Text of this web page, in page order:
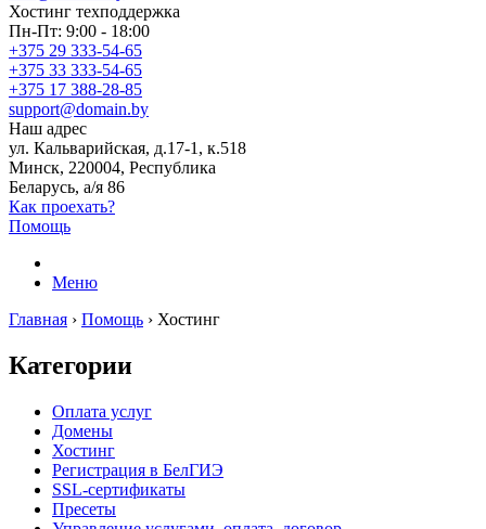
Хостинг техподдержка
Пн-Пт: 9:00 - 18:00
+375 29 333-54-65
+375 33 333-54-65
+375 17 388-28-85
support@domain.by
Наш адрес
ул. Кальварийская, д.17-1, к.518
Минск, 220004, Республика
Беларусь, а/я 86
Как проехать?
Помощь
Меню
Главная › Помощь › Хостинг
Категории
Оплата услуг
Домены
Хостинг
Регистрация в БелГИЭ
SSL-сертификаты
Пресеты